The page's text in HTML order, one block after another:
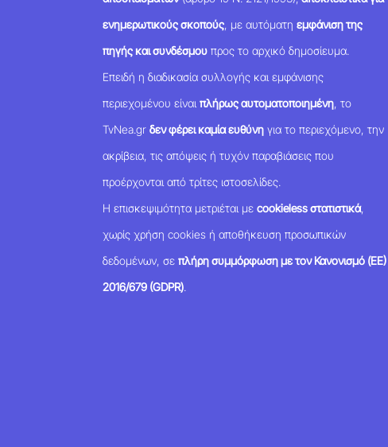
ενημερωτικούς σκοπούς , με αυτόματηεμφάνιση της
πηγής και συνδέσμου προς το αρχικό δημοσίευμα.
Επειδή η διαδικασία συλλογής και εμφάνισης
περιεχομένου είναιπλήρως αυτοματοποιημένη , το
TvNea.grδεν φέρει καμία ευθύνη για το περιεχόμενο, την
ακρίβεια, τις απόψεις ή τυχόν παραβιάσεις που
προέρχονται από τρίτες ιστοσελίδες.
Η επισκεψιμότητα μετριέται μεcookieless στατιστικά,
χωρίς χρήση cookies ή αποθήκευση προσωπικών
δεδομένων, σεπλήρη συμμόρφωση με τον Κανονισμό (ΕΕ)
2016/679 (GDPR).